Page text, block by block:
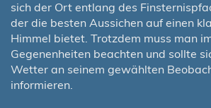
sich der Ort entlang des
der die besten Aussichen auf einen
Himmel bietet. Trotzdem muss man
Gegenenheiten beachten und sollte
Wetter an seinem gewählten
informieren.